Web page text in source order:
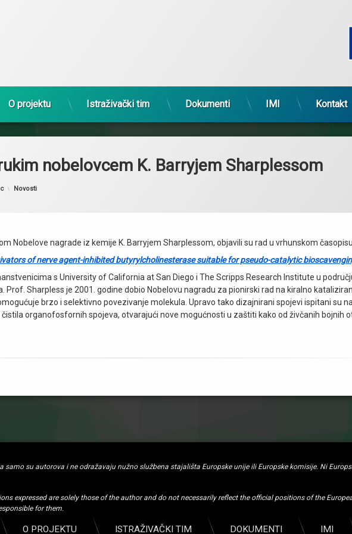
O projektu Istraživački tim Dokumenti IMI Kontakt
nobelovcem K. Barryjem Sharplessom
Kategorije:
Novosti
Nobelove nagrade iz kemije K. Barryjem Sharplessom, objavili su rad u vrhunskom
of nerve agent-inhibited butyrylcholinesterase suitable for pseudo-catalytic
s University of California at San Diego i The Scripps Research Institute u
Sharpless je 2001. godine dobio Nobelovu nagradu za pionirski rad na kiralno
brzo i selektivno povezivanje molekula. Upravo tako dizajnirani spojevi ispitani su
organofosfornih spojeva, otvarajući nove mogućnosti u zaštiti kako od živčanih bojnih
samo su autorova i ne odražavaju nužno službena stajališta Europske unije ili Europske komisije. Ni
expressed are solely those of the author and do not necessarily reflect the official positions of the
for them.
O PROJEKTU ISTRAŽIVAČKI TIM DOKUMENTI IMI